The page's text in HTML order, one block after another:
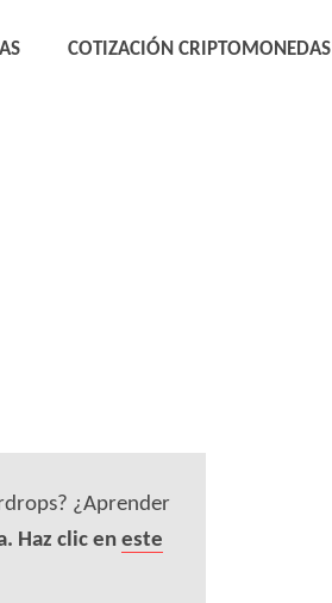
COTIZACIÓN CRIPTOMONEDAS
¿Aprender
Haz clic en este